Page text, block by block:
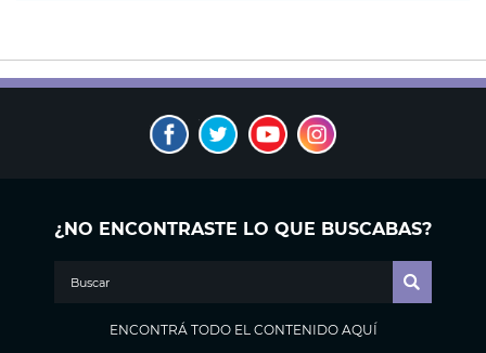
¿NO ENCONTRASTE LO QUE BUSCABAS?
ENCONTRÁ TODO EL CONTENIDO AQUÍ